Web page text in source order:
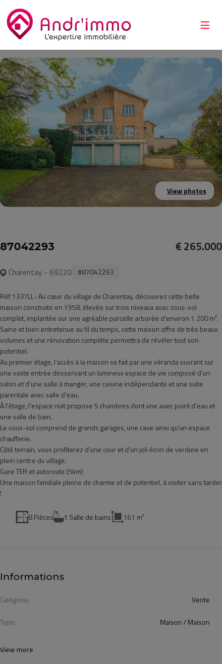
View photos
87042293 € 265.000
Charentay - 69220 #87042293
Réf 1337LL : Au cœur du village de Charentay, découvrez cette belle
maison construite en 1958, élevée sur trois niveaux avec sous-sol
complet, implantée sur une agréable parcelle arborée d'environ 1 200 m².
Saine et bien entretenue au fil du temps, cette maison offre de très beaux
volumes et une rénovation complète permettra de révéler tout son
potentiel.
Au premier étage, l’accès à la maison se fait par une véranda ouvrant sur
une vaste entrée desservant un lumineux espace de vie composé d’un
salon et d’une salle à manger, une cuisine indépendante et une suite
parentale avec salle d’eau.
À l’étage, l’espace nuit propose 5 chambres dont une avec point d'eau et
une salle de bain.
Le sous-sol comprend de grands garages, une cave ainsi qu’un espace
chaufferie.
Côté terrain, vous profiterez d’une cour et d’un joli écrin de verdure en
plein centre du village.
Gare TER et autoroute (5km)
Une maison familiale pleine de charme et de potentiel, à visiter sans tarder
!
8 Pièces 1 Salle de bains 161 m²
Informations
Catégorie: Vente
Type: Maison / Maison
View more